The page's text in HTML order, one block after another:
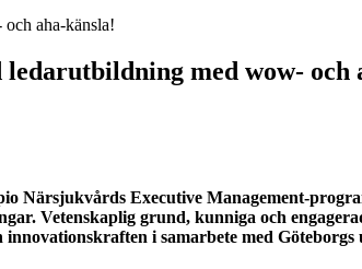
med wow- och
Närsjukvårds Executive Management-
Vetenskaplig grund, kunniga och
i samarbete med Göteborgs